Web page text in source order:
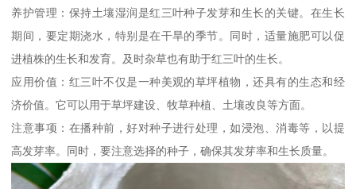
养护管理：保持土壤湿润是红三叶种子发芽和生长的关键。在生长
期间，要定期浇水，特别是在干旱的季节。同时，适量施肥可以促
进植株的生长和发育。及时杂草也有助于红三叶的生长。
应用价值：红三叶不仅是一种美观的草坪植物，还具有的生态和经
济价值。它可以用于草坪建设、牧草种植、土壤改良等方面。
注意事项：在播种前，好对种子进行处理，如浸泡、消毒等，以提
高发芽率。同时，要注意选择的种子，确保其发芽率和生长质量。